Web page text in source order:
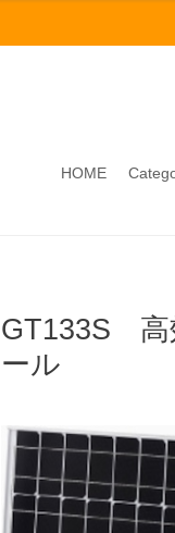
HOME
GT133S 高
ール